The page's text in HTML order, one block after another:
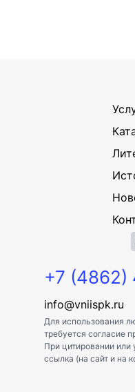
+7 (4862)
info@vniispk.ru
Для использования
требуется согласие
При цитировании или
ссылка (на сайт и на